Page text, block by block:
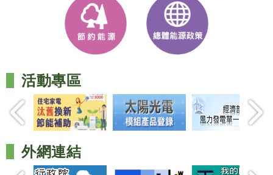
活動專區
外網連結